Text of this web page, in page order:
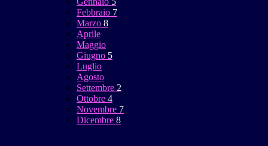
Febbraio 7
Marzo 8
Aprile
Maggio
Giugno 5
Luglio
Agosto
Settembre 2
Ottobre 4
Novembre 7
Dicembre 8